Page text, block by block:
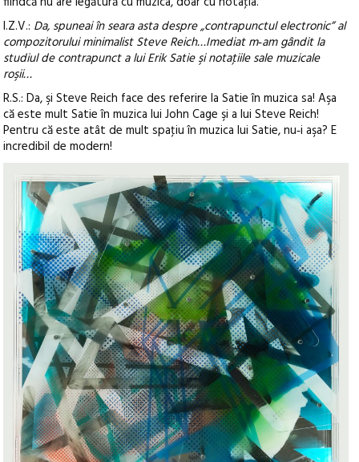
I.Z.V.: Da, spuneai în seara asta despre „contrapunctul electronic” al
compozitorului minimalist Steve Reich…Imediat m‑am gândit la
studiul de contrapunct a lui Erik Satie şi notaţiile sale muzicale
roşii…
R.S.: Da, şi Steve Reich face des referire la Satie în muzica sa! Aşa
că este mult Satie în muzica lui John Cage şi a lui Steve Reich!
Pentru că este atât de mult spaţiu în muzica lui Satie, nu‑i aşa? E
incredibil de modern!